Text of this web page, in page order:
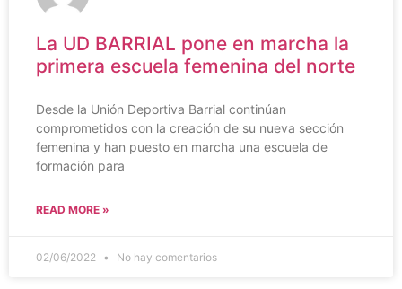
La UD BARRIAL pone en marcha la
primera escuela femenina del norte
Desde la Unión Deportiva Barrial continúan
comprometidos con la creación de su nueva sección
femenina y han puesto en marcha una escuela de
formación para
READ MORE »
02/06/2022 No hay comentarios